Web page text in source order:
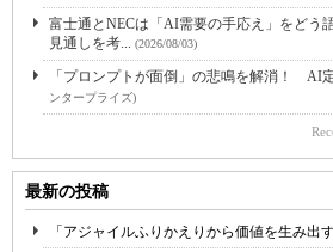
富士通とNECは「AI需要の手応え」をどう
見通しを考... (2026/08/03)
「プロンプトが面倒」の悲鳴を解消！ AI
ンタープライズ)
最新の投稿
「アジャイルふりかえりから価値を生み出